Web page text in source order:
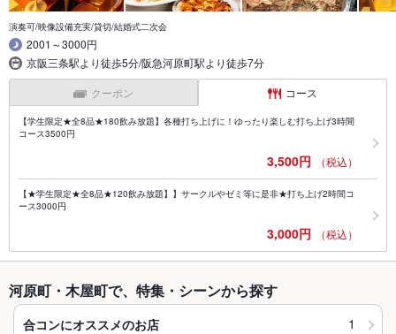
演奏可/映像設備充実/貸切/結婚式二次会
2001～3000円
京阪三条駅より徒歩5分/阪急河原町駅より徒歩7分
クーポン コース
【学生限定★全8品★180飲み放題】各種打ち上げに！ゆったり楽しむ打ち上げ3時間
コース3500円
3,500円 （税込）
【★学生限定★全8品★120飲み放題】】サークルやゼミ等に是非★打ち上げ2時間コ
ース3000円
3,000円 （税込）
河原町・木屋町で、特集・シーンから探す
合コンにオススメのお店 1